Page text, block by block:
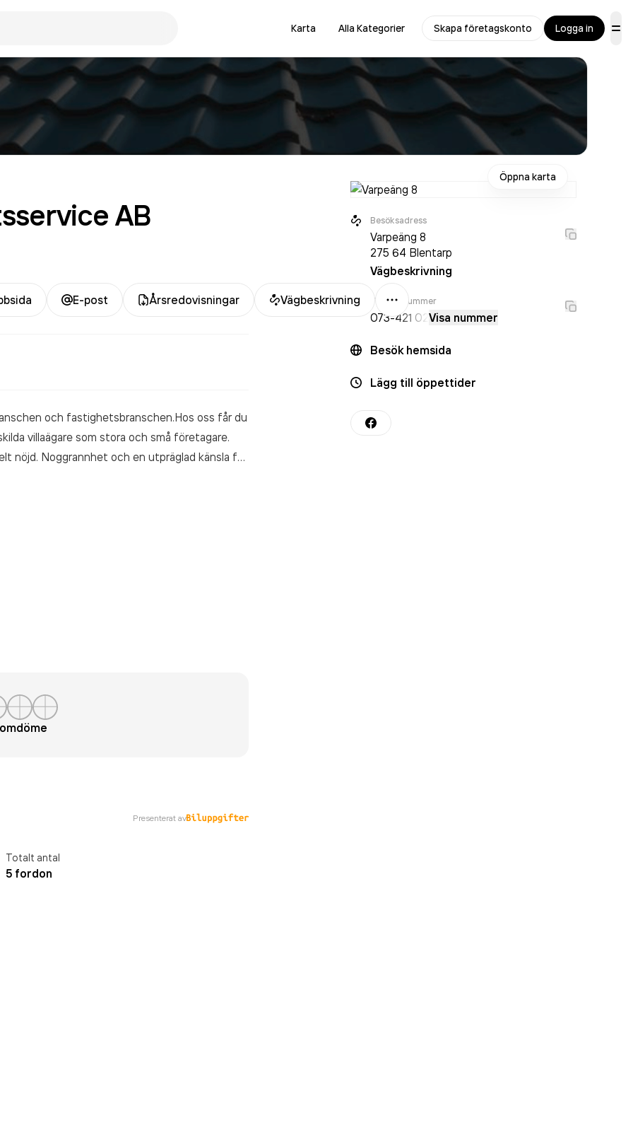
Karta Alla Kategorier Skapa företagskonto Logga in
AB
E-post Årsredovisningar Vägbeskrivning
Mer
och fastighetsbranschen.Hos oss får du
villaägare som stora och små företagare.
nöjd. Noggrannhet och en utpräglad känsla för
Presenterat av
Totalt antal
5 fordon
Öppna karta
Besöksadress
Varpeäng 8
275 64 Blentarp
Vägbeskrivning
Telefonnummer
073-421 02 Visa nummer
Besök hemsida
Lägg till öppettider